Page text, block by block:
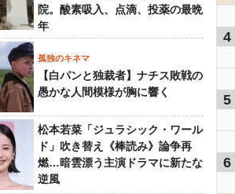
院。酸素吸入、点滴、投薬の最晩
年
孤独のキネマ
【白パンと独裁者】ナチス敗戦の
愚かな人間模様が胸に響く
松本若菜「ジュラシック・ワール
ド」吹き替え《棒読み》論争再
燃…暗雲漂う主演ドラマに新たな
逆風
4
5
6